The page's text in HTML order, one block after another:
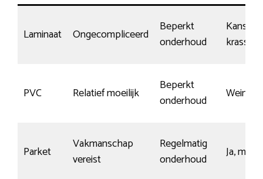
Laminaat Ongecompliceerd
Beperkt
onderhoud
Kans op
krassen
PVC Relatief moeilijk
Beperkt
onderhoud
Weinig
Parket
Vakmanschap
vereist
Regelmatig
onderhoud
Ja, mits